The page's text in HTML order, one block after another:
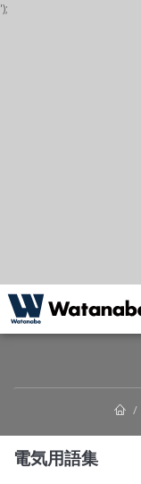
');
電気用語集